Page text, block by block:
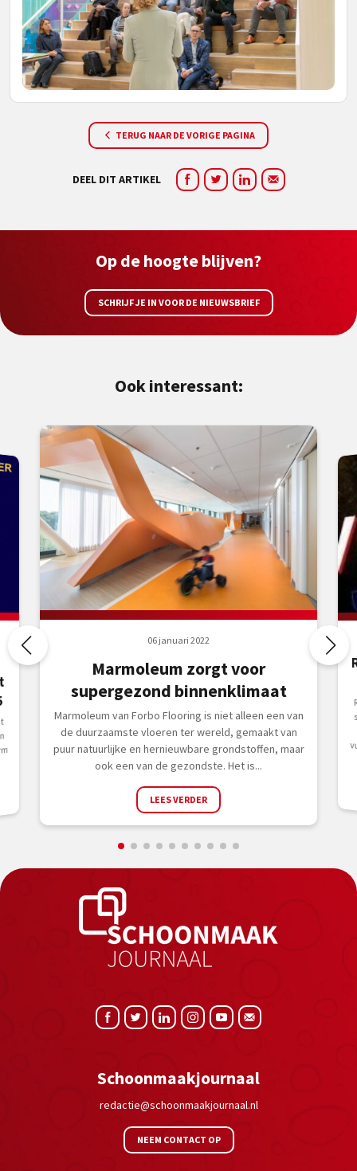
TERUG NAAR DE VORIGE PAGINA
DEEL DIT ARTIKEL
Op de hoogte blijven?
SCHRIJF JE IN VOOR DE NIEUWSBRIEF
Ook interessant:
06 januari 2022
Marmoleum zorgt voor
supergezond binnenklimaat
Marmoleum van Forbo Flooring is niet alleen een van
de duurzaamste vloeren ter wereld, gemaakt van
puur natuurlijke en hernieuwbare grondstoffen, maar
ook een van de gezondste. Het is...
LEES VERDER
Schoonmaakjournaal
redactie@schoonmaakjournaal.nl
NEEM CONTACT OP